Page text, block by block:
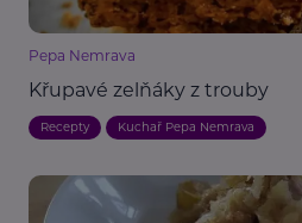
Pepa Nemrava
Křupavé zelňáky z trouby
Recepty Kuchař Pepa Nemrava